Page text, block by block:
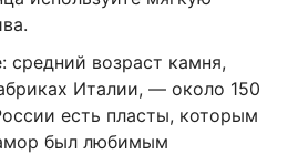
возраст камня,
Италии, — около 150
есть пласты, которым
был любимым